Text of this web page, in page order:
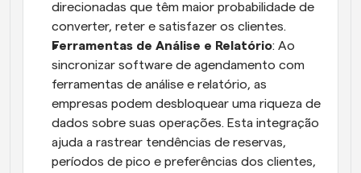
direcionadas que têm maior probabilidade de
converter, reter e satisfazer os clientes.
Ferramentas de Análise e Relatório: Ao
sincronizar software de agendamento com
ferramentas de análise e relatório, as
empresas podem desbloquear uma riqueza de
dados sobre suas operações. Esta integração
ajuda a rastrear tendências de reservas,
períodos de pico e preferências dos clientes,